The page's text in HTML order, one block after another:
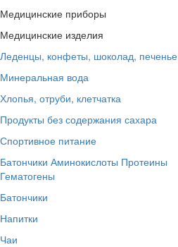
Медицинские приборы
Медицинские изделия
Леденцы, конфеты, шоколад, печенье
Минеральная вода
Хлопья, отруби, клетчатка
Продукты без содержания сахара
Спортивное питание
Батончики Аминокислоты Протеины
Гематогены
Батончики
Напитки
Чаи